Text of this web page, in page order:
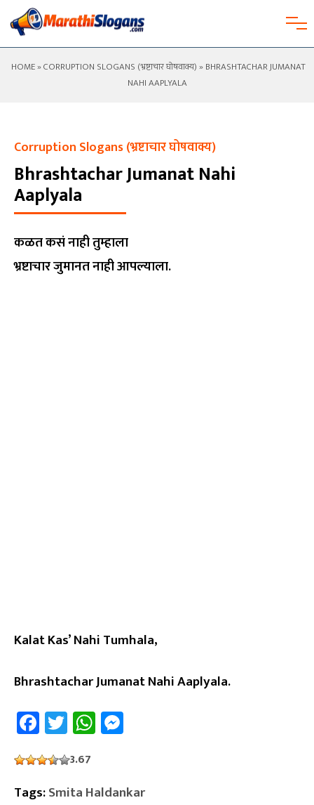
HOME»CORRUPTION SLOGANS (भ्रष्टाचार घोषवाक्य)» BHRASHTACHAR JUMANAT
NAHI AAPLYALA
Corruption Slogans (भ्रष्टाचार घोषवाक्य)
Bhrashtachar Jumanat Nahi
Aaplyala
कळत कसं नाही तुम्हाला
भ्रष्टाचार जुमानत नाही आपल्याला.
Kalat Kas’ Nahi Tumhala,
Bhrashtachar Jumanat Nahi Aaplyala.
Facebook
TwitterWhatsApp
3.67
Tags:Smita Haldankar